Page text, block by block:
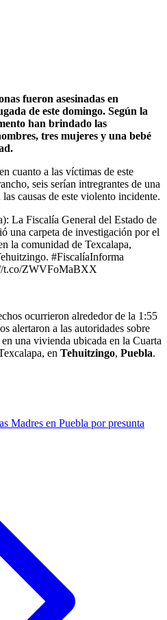
fueron asesinadas en
de este domingo. Según la
han brindado las
tres mujeres y una bebé
cuanto a las víctimas de este
seis serían intregrantes de una
causas de este violento incidente.
La Fiscalía General del Estado de
una carpeta de investigación por el
la comunidad de Texcalapa,
#FiscalíaInforma
t.co/ZWVFoMaBXX
ocurrieron alrededor de la 1:55
alertaron a las autoridades sobre
una vivienda ubicada en la Cuarta
en Tehuitzingo, Puebla.
Madres en Puebla por presunta